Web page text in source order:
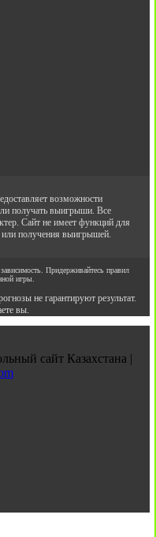
возможности
получать выигрыши. Все
Сайт не имеет функций для
или получения выигрышей.
Придерживайтесь правил
игры.
не гарантируют результат.
вы.
сайт Казахстана |